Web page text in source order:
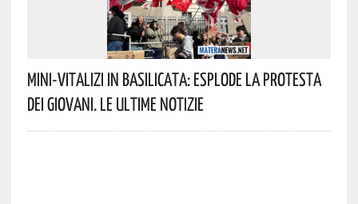
Mini-Vitalizi In Basilicata: Esplode La Protesta
Dei Giovani. Le Ultime Notizie